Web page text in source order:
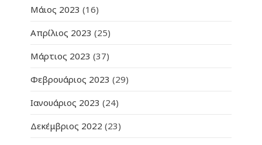
Μάιος 2023 (16)
Απρίλιος 2023 (25)
Μάρτιος 2023 (37)
Φεβρουάριος 2023 (29)
Ιανουάριος 2023 (24)
Δεκέμβριος 2022 (23)